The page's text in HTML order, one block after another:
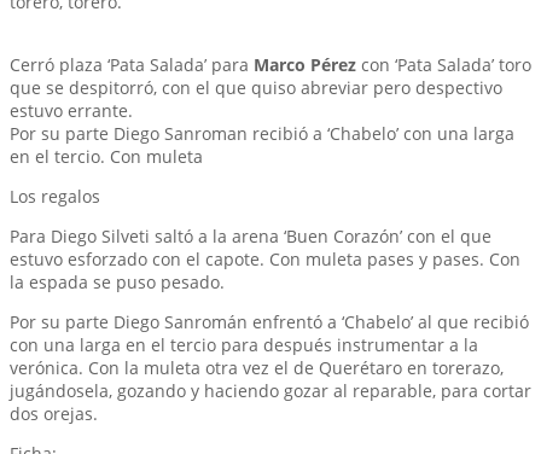
Cerró plaza ‘Pata Salada’ para Marco Pérez con ‘Pata Salada’ toro
que se despitorró, con el que quiso abreviar pero despectivo
estuvo errante.
Por su parte Diego Sanroman recibió a ‘Chabelo’ con una larga
en el tercio. Con muleta
Los regalos
Para Diego Silveti saltó a la arena ‘Buen Corazón’ con el que
estuvo esforzado con el capote. Con muleta pases y pases. Con
la espada se puso pesado.
Por su parte Diego Sanromán enfrentó a ‘Chabelo’ al que recibió
con una larga en el tercio para después instrumentar a la
verónica. Con la muleta otra vez el de Querétaro en torerazo,
jugándosela, gozando y haciendo gozar al reparable, para cortar
dos orejas.